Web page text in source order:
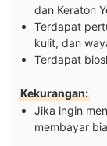
dan Keraton
Terdapat
kulit, dan
Terdapat
Kekurangan:
Jika ingin
membayar